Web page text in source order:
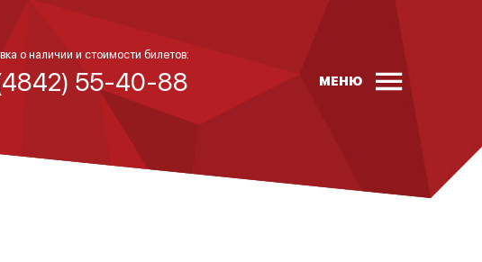
о наличии и стоимости билетов:
55-40-88 МЕНЮ